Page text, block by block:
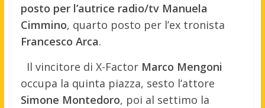
posto per l’autrice radio/tv Manuela
Cimmino, quarto posto per l’ex tronista
Francesco Arca.
Il vincitore di X-Factor Marco Mengoni
occupa la quinta piazza, sesto l’attore
Simone Montedoro, poi al settimo la